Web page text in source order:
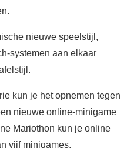
nieuwe speelstijl,
systemen aan elkaar
kun je het opnemen tegen
nieuwe online-minigame
Mariothon kun je online
vijf minigames.